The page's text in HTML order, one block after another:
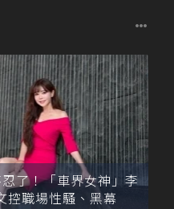
了！「車界女神」李
控職場性騷、黑幕